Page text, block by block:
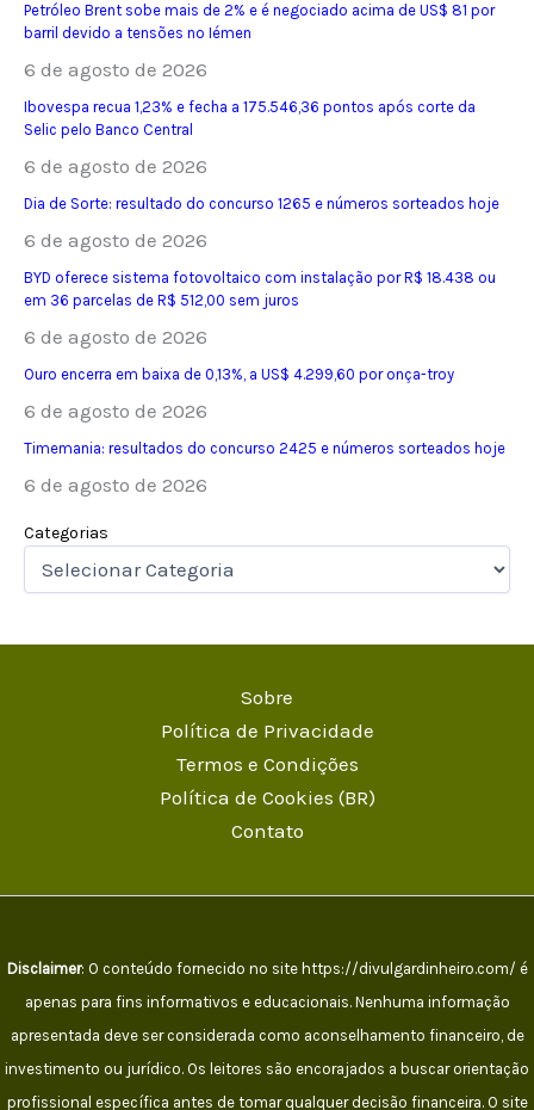
Petróleo Brent sobe mais de 2% e é negociado acima de US$ 81 por
barril devido a tensões no Iémen
6 de agosto de 2026
Ibovespa recua 1,23% e fecha a 175.546,36 pontos após corte da
Selic pelo Banco Central
6 de agosto de 2026
Dia de Sorte: resultado do concurso 1265 e números sorteados hoje
6 de agosto de 2026
BYD oferece sistema fotovoltaico com instalação por R$ 18.438 ou
em 36 parcelas de R$ 512,00 sem juros
6 de agosto de 2026
Ouro encerra em baixa de 0,13%, a US$ 4.299,60 por onça-troy
6 de agosto de 2026
Timemania: resultados do concurso 2425 e números sorteados hoje
6 de agosto de 2026
Categorias
Sobre
Política de Privacidade
Termos e Condições
Política de Cookies (BR)
Contato
Disclaimer: O conteúdo fornecido no site https://divulgardinheiro.com/ é
apenas para fins informativos e educacionais. Nenhuma informação
apresentada deve ser considerada como aconselhamento financeiro, de
investimento ou jurídico. Os leitores são encorajados a buscar orientação
profissional específica antes de tomar qualquer decisão financeira. O site